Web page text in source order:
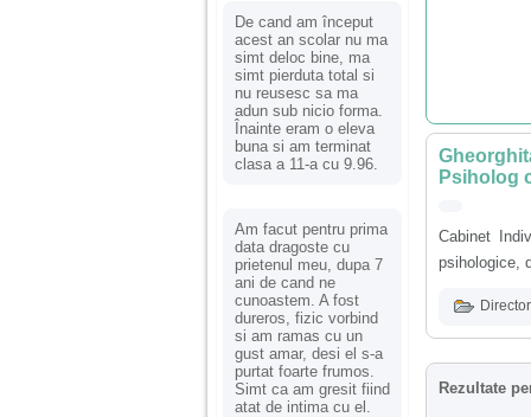
De cand am început
acest an scolar nu ma
simt deloc bine, ma
simt pierduta total si
nu reusesc sa ma
adun sub nicio forma.
Înainte eram o eleva
buna si am terminat
clasa a 11-a cu 9.96.
Am facut pentru prima
data dragoste cu
prietenul meu, dupa 7
ani de cand ne
cunoastem. A fost
dureros, fizic vorbind
si am ramas cu un
gust amar, desi el s-a
purtat foarte frumos.
Simt ca am gresit fiind
atat de intima cu el.
Psiholog
Cabinet
psihologice,
Rezultate